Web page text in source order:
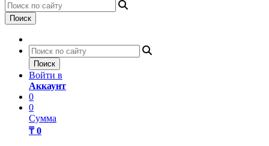
Поиск
Поиск
Войти в
Аккаунт
0
0
Сумма
₸ 0